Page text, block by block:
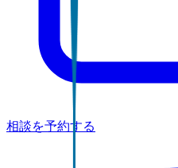
相談を予約する